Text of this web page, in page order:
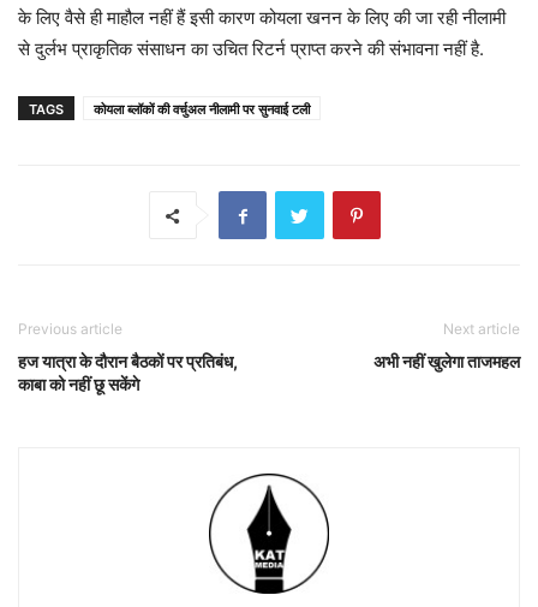
के लिए वैसे ही माहौल नहीं हैं इसी कारण कोयला खनन के लिए की जा रही नीलामी
से दुर्लभ प्राकृतिक संसाधन का उचित रिटर्न प्राप्त करने की संभावना नहीं है.
TAGS कोयला ब्लॉकों की वर्चुअल नीलामी पर सुनवाई टली
Previous article
हज यात्रा के दौरान बैठकों पर प्रतिबंध,
काबा को नहीं छू सकेंगे
Next article
अभी नहीं खुलेगा ताजमहल